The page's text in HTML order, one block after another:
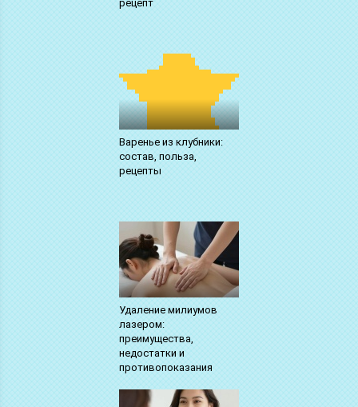
рецепт
Варенье из клубники:
состав, польза,
рецепты
Удаление милиумов
лазером:
преимущества,
недостатки и
противопоказания